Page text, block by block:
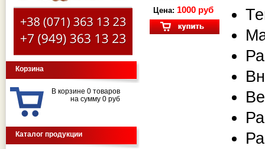
Корзина
В корзине 0 товаров
на сумму 0 руб
Каталог продукции
Цена: 1000 руб